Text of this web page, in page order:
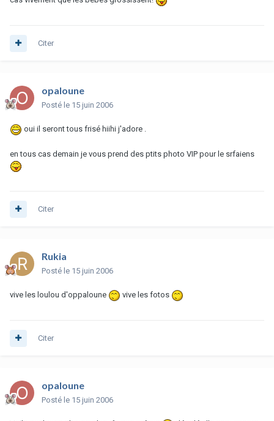
Citer
opaloune
Posté le 15 juin 2006
oui il seront tous frisé hiihi j'adore .
en tous cas demain je vous prend des ptits photo VIP pour le srfaiens
Citer
Rukia
Posté le 15 juin 2006
vive les loulou d'oppaloune vive les fotos
Citer
opaloune
Posté le 15 juin 2006